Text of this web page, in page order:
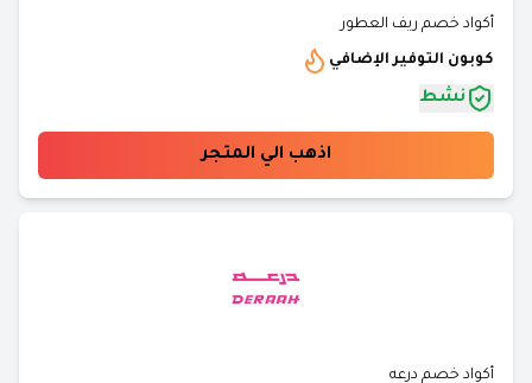
أكواد خصم ريف العطور
كوبون التوفير الإضافي
نشط
اذهب الي المتجر
أكواد خصم درعه